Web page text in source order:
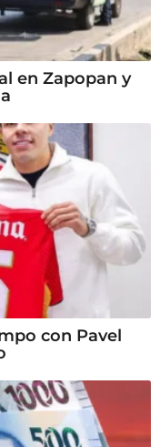
en Zapopan y
con Pavel